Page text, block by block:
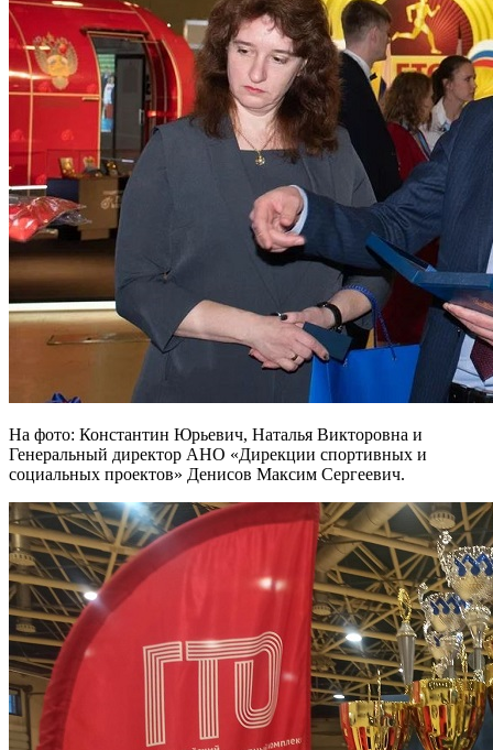
На фото: Константин Юрьевич, Наталья Викторовна и
Генеральный директор АНО «Дирекции спортивных и
социальных проектов» Денисов Максим Сергеевич.